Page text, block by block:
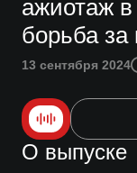
ажиотаж
борьба за
13 сентября 2024
О выпуске